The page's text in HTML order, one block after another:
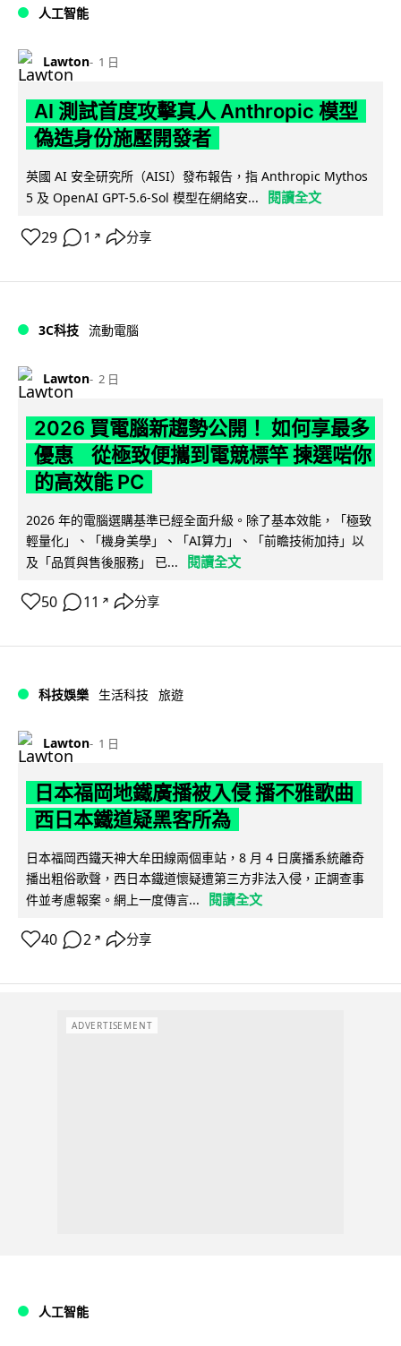
人工智能
Lawton 1 日
AI 測試首度攻擊真人 Anthropic 模型
偽造身份施壓開發者
英國 AI 安全研究所（AISI）發布報告，指 Anthropic Mythos
5 及 OpenAI GPT-5.6-Sol 模型在網絡安...
閱讀全文
29 1 ↗ 分享
3C科技 流動電腦
Lawton 2 日
2026 買電腦新趨勢公開！ 如何享最多
優惠 從極致便攜到電競標竿 揀選啱你
的高效能 PC
2026 年的電腦選購基準已經全面升級。除了基本效能，「極致
輕量化」、「機身美學」、「AI算力」、「前瞻技術加持」以
及「品質與售後服務」 已...
閱讀全文
50 11 ↗ 分享
科技娛樂 生活科技 旅遊
Lawton 1 日
日本福岡地鐵廣播被入侵 播不雅歌曲
西日本鐵道疑黑客所為
日本福岡西鐵天神大牟田線兩個車站，8 月 4 日廣播系統離奇
播出粗俗歌聲，西日本鐵道懷疑遭第三方非法入侵，正調查事
件並考慮報案。網上一度傳言...
閱讀全文
40 2 ↗ 分享
ADVERTISEMENT
人工智能